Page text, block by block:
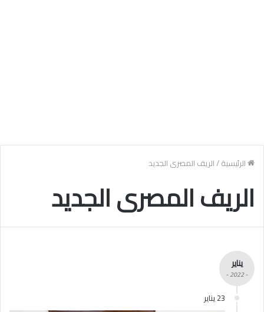
الرئيسية/الريف المصرى الجديد
الريف المصرى الجديد
يناير
- 2022 -
23 يناير